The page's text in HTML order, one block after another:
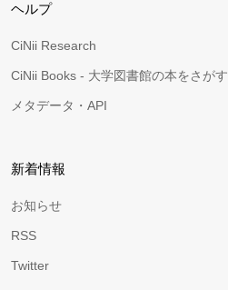
ヘルプ
CiNii Research
CiNii Books - 大学図書館の本をさがす
メタデータ・API
新着情報
お知らせ
RSS
Twitter